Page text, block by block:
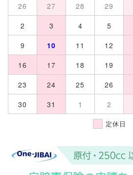
26 27 28 29
2
3 4 5
9
10 11 12
16
17 18 19
23
24 25 26
30
31 1 2
定休日